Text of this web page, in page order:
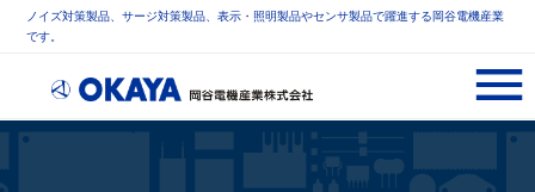
ノイズ対策製品、サージ対策製品、表示・照明製品やセンサ製品で躍進する岡谷電機産業
です。